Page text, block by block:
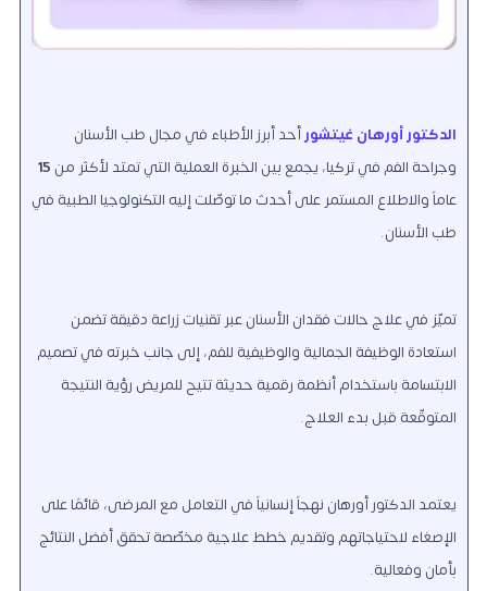
الدكتور أورهان غيتشورأحد أبرز الأطباء في مجال طب الأسنان
وجراحة الفم في تركيا، يجمع بين الخبرة العملية التي تمتد لأكثر من 15
عاماً والاطلاع المستمر على أحدث ما توصّلت إليه التكنولوجيا الطبية في
طب الأسنان.
تميّز في علاج حالات فقدان الأسنان عبر تقنيات زراعة دقيقة تضمن
استعادة الوظيفة الجمالية والوظيفية للفم، إلى جانب خبرته في تصميم
الابتسامة باستخدام أنظمة رقمية حديثة تتيح للمريض رؤية النتيجة
المتوقّعة قبل بدء العلاج.
يعتمد الدكتور أورهان نهجاً إنسانياً في التعامل مع المرضى، قائمًا على
الإصغاء لاحتياجاتهم وتقديم خطط علاجية مخصّصة تحقق أفضل النتائج
بأمان وفعالية.